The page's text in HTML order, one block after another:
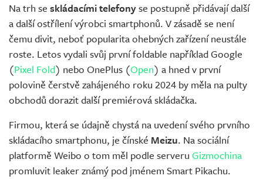
Na trh se skládacími telefonyse postupně přidávají další
a další ostřílení výrobci smartphonů. V zásadě se není
čemu divit, neboť popularita ohebných zařízení neustále
roste. Letos vydali svůj první foldable například Google
(Pixel Fold) nebo OnePlus (Open) a hned v první
polovině čerstvě zahájeného roku 2024 by měla na pulty
obchodů dorazit další premiérová skládačka.
Firmou, která se údajně chystá na uvedení svého prvního
skládacího smartphonu, je čínské Meizu. Na sociální
platformě Weibo o tom měl podle serveru Gizmochina
promluvit leaker známý pod jménem Smart Pikachu.